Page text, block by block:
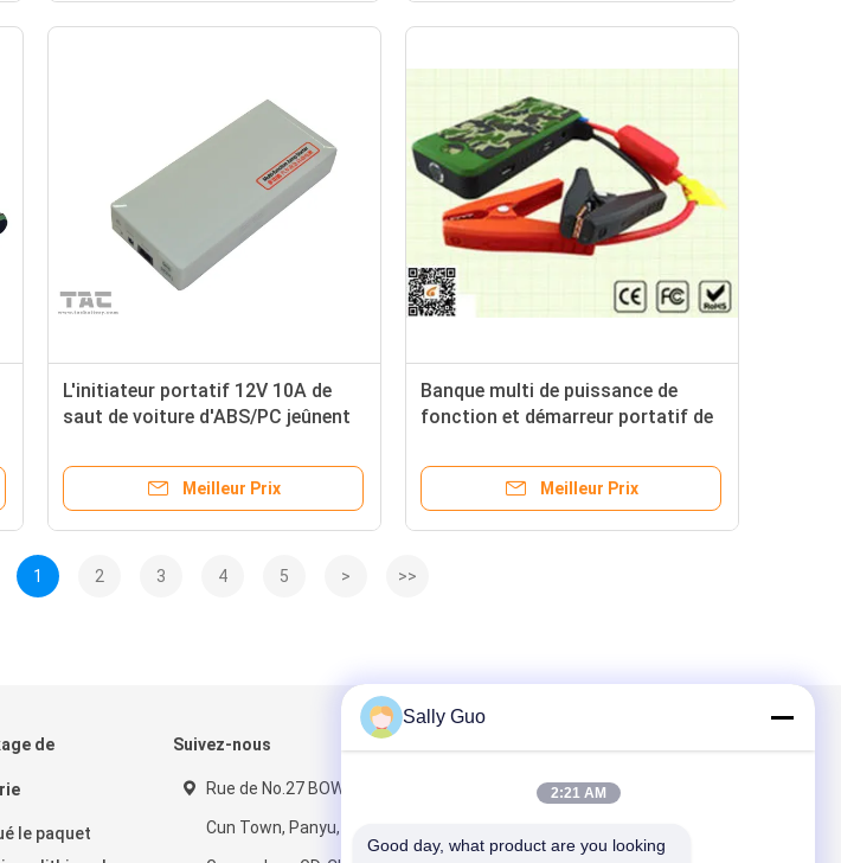
L'initiateur portatif 12V 10A de
saut de voiture d'ABS/PC jeûnent
Meilleur Prix
Banque multi de puissance de
fonction et démarreur portatif de
Meilleur Prix
1 2 3 4 5 > >>
de
le paquet
Suivez-nous
Rue de No.27 BOWANG, Nan
Cun Town, Panyu,
Sally Guo
2:21 AM
Good day, what product are you looking